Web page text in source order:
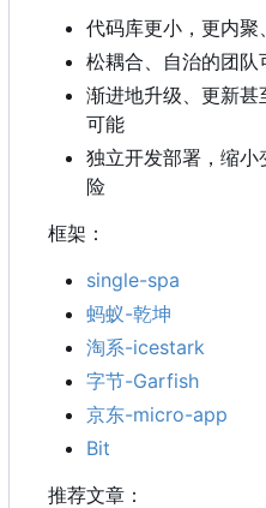
代码库更小，更内聚
松耦合、自治的团队
渐进地升级、更新甚
可能
独立开发部署，缩
险
框架：
single-spa
蚂蚁-乾坤
淘系-icestark
字节-Garfish
京东-micro-app
Bit
推荐文章：